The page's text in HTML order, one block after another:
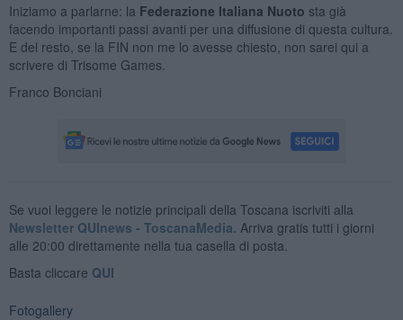
Iniziamo a parlarne: la Federazione Italiana Nuoto sta già
facendo importanti passi avanti per una diffusione di questa cultura.
E del resto, se la FIN non me lo avesse chiesto, non sarei qui a
scrivere di Trisome Games.
Franco Bonciani
Se vuoi leggere le notizie principali della Toscana iscriviti alla
Newsletter QUInews - ToscanaMedia. Arriva gratis tutti i giorni
alle 20:00 direttamente nella tua casella di posta.
Basta cliccare QUI
Fotogallery